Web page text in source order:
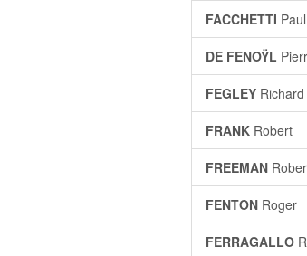
FACCHETTI Paul
DE FENOŸL
FEGLEY Richard
FRANK Robert
FREEMAN
FENTON Roger
FERRAGALLO